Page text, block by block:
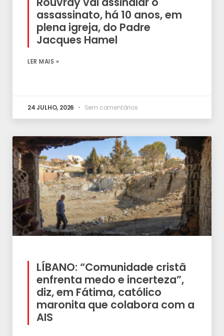
assassinato, há 10 anos, em
plena igreja, do Padre
Jacques Hamel
LER MAIS »
24 JULHO, 2026 Sem comentários
LÍBANO: “Comunidade cristã
enfrenta medo e incerteza”,
diz, em Fátima, católico
maronita que colabora com a
AIS